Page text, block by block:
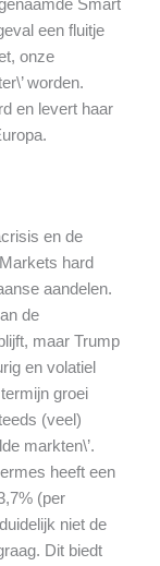
Smart
een fluitje
onze
worden.
en levert haar
en de
hard
aandelen.
de
maar Trump
en volatiel
groei
(veel)
markten\’.
heeft een
(per
niet de
Dit biedt